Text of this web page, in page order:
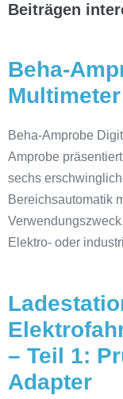
Beiträgen
Beha-
Beha-Amprobe
Amprobe
sechs
Bereichsautomatik
Elektro- oder
– Teil 1:
Adapter